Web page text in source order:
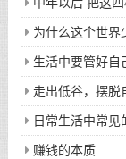
中年以后 把这
为什么这个世界
生活中要管好自
走出低谷，摆脱
日常生活中常
赚钱的本质